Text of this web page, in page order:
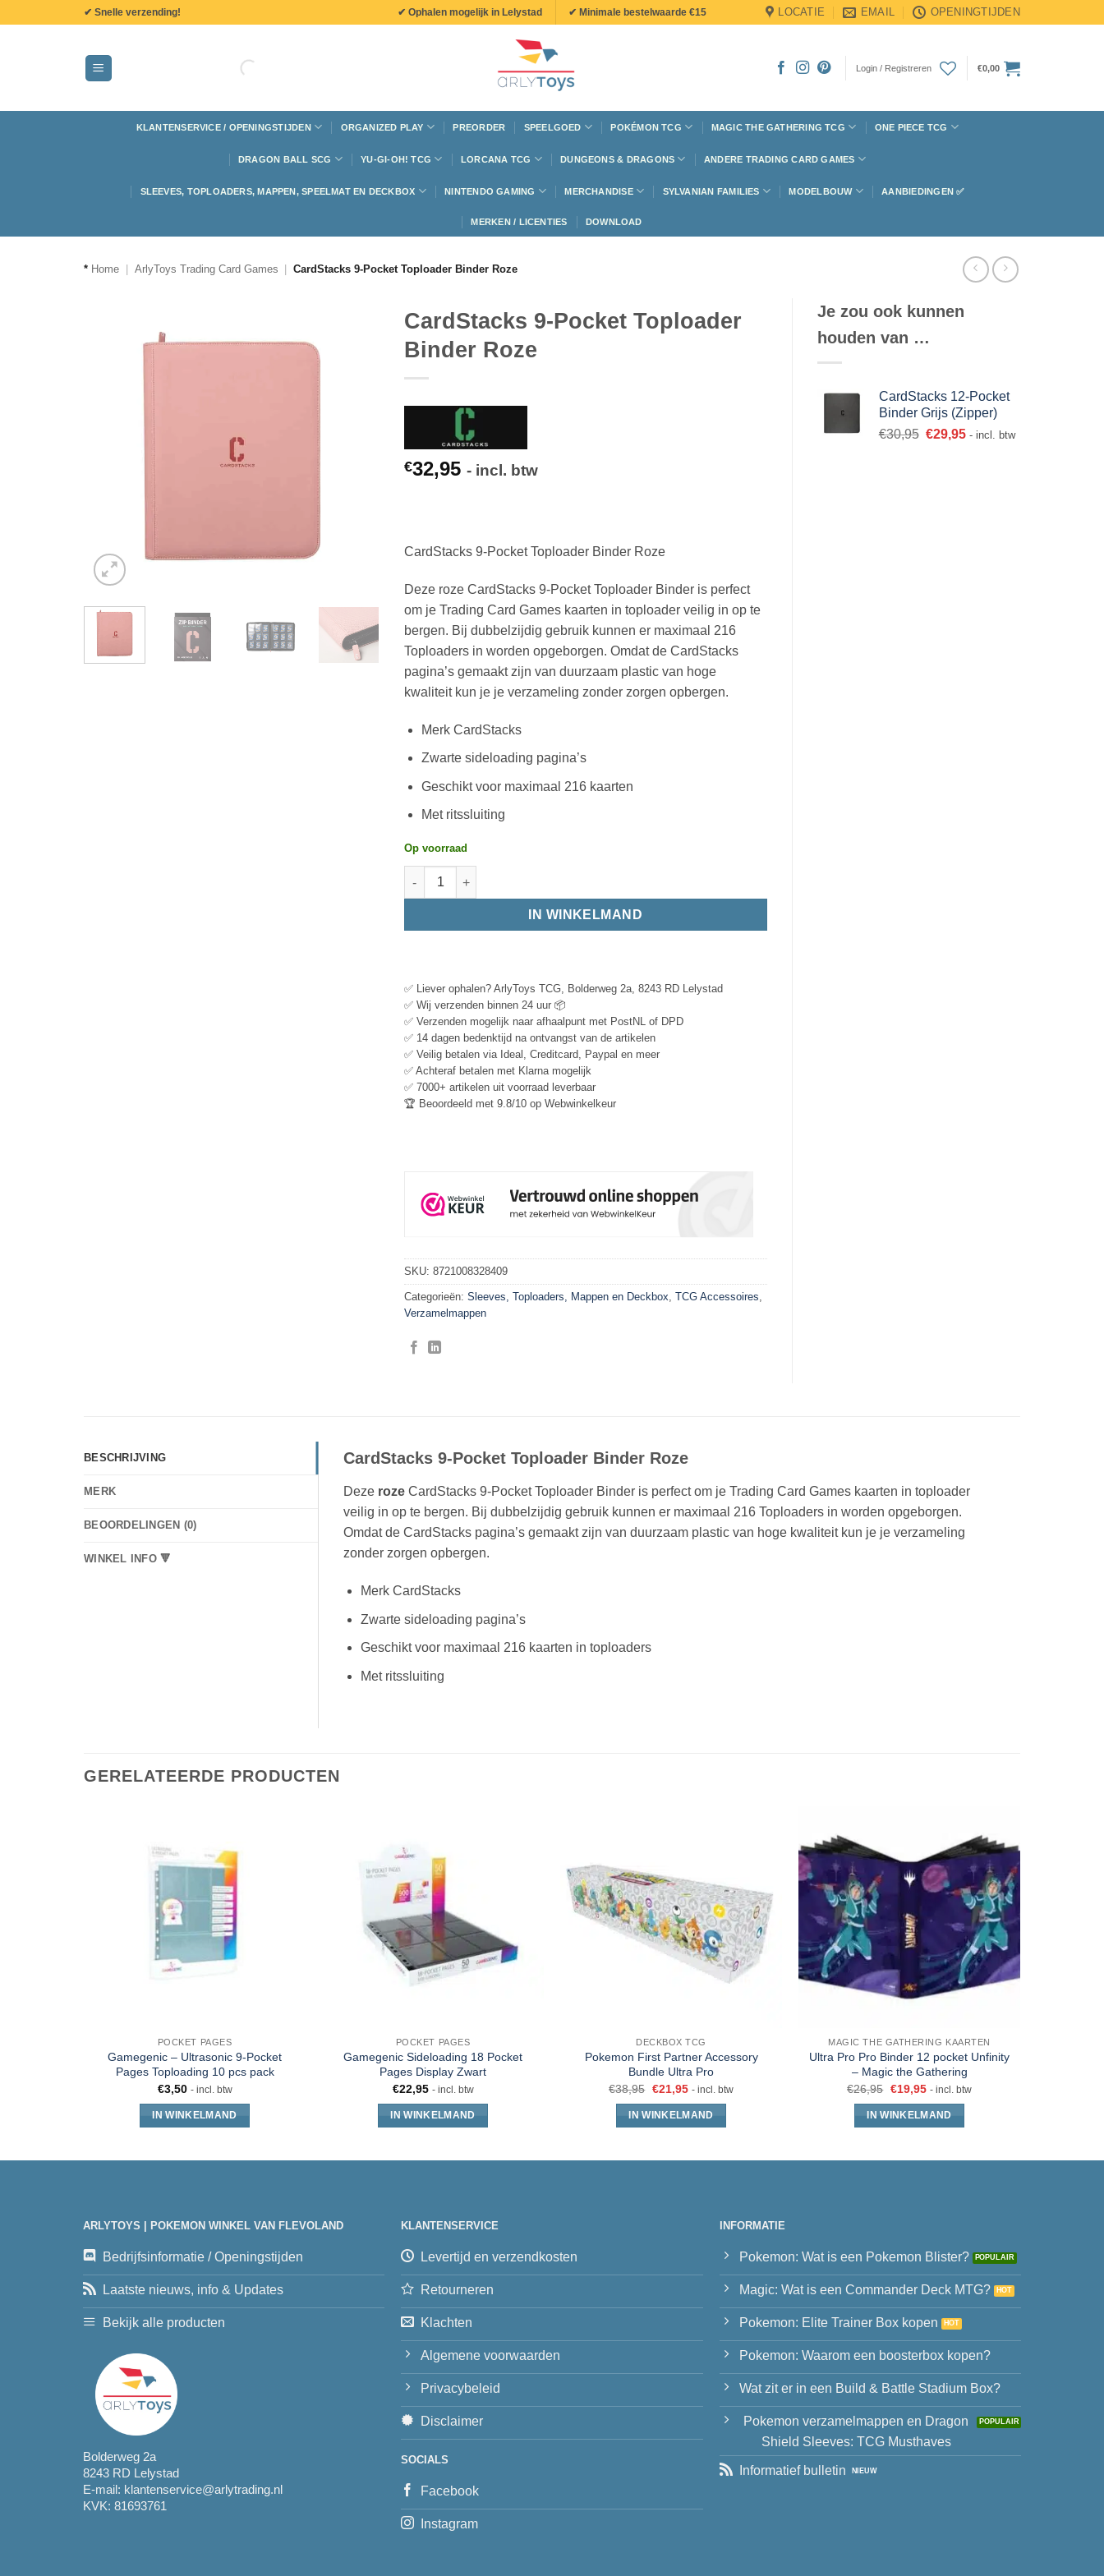
✔ Snelle verzending! ✔ Ophalen mogelijk in Lelystad ✔ Minimale bestelwaarde €15 LOCATIE EMAIL OPENINGTIJDEN
Login / Registreren €0,00
KLANTENSERVICE / OPENINGSTIJDEN ORGANIZED PLAY PREORDER SPEELGOED POKÉMON TCG MAGIC THE GATHERING TCG ONE PIECE TCG
DRAGON BALL SCG YU-GI-OH! TCG LORCANA TCG DUNGEONS & DRAGONS ANDERE TRADING CARD GAMES
SLEEVES, TOPLOADERS, MAPPEN, SPEELMAT EN DECKBOX NINTENDO GAMING MERCHANDISE SYLVANIAN FAMILIES MODELBOUW AANBIEDINGEN ✅
MERKEN / LICENTIES DOWNLOAD
* Home ArlyToys Trading Card Games CardStacks 9-Pocket Toploader Binder Roze
CardStacks 9-Pocket Toploader
Binder Roze
€32,95 - incl. btw
CardStacks 9-Pocket Toploader Binder Roze
Deze roze CardStacks 9-Pocket Toploader Binder is perfect
om je Trading Card Games kaarten in toploader veilig in op te
bergen. Bij dubbelzijdig gebruik kunnen er maximaal 216
Toploaders in worden opgeborgen. Omdat de CardStacks
pagina’s gemaakt zijn van duurzaam plastic van hoge
kwaliteit kun je je verzameling zonder zorgen opbergen.
Merk CardStacks
Zwarte sideloading pagina’s
Geschikt voor maximaal 216 kaarten
Met ritssluiting
Op voorraad
IN WINKELMAND
✅ Liever ophalen? ArlyToys TCG, Bolderweg 2a, 8243 RD Lelystad
✅ Wij verzenden binnen 24 uur 📦
✅ Verzenden mogelijk naar afhaalpunt met PostNL of DPD
✅ 14 dagen bedenktijd na ontvangst van de artikelen
✅ Veilig betalen via Ideal, Creditcard, Paypal en meer
✅ Achteraf betalen met Klarna mogelijk
✅ 7000+ artikelen uit voorraad leverbaar
🏆 Beoordeeld met 9.8/10 op Webwinkelkeur
SKU: 8721008328409
Categorieën: Sleeves, Toploaders, Mappen en Deckbox, TCG Accessoires,
Verzamelmappen
Je zou ook kunnen
houden van …
CardStacks 12-Pocket
Binder Grijs (Zipper)
€30,95 €29,95 - incl. btw
BESCHRIJVING
MERK
BEOORDELINGEN (0)
WINKEL INFO 🔻
CardStacks 9-Pocket Toploader Binder Roze
Deze roze CardStacks 9-Pocket Toploader Binder is perfect om je Trading Card Games kaarten in toploader
veilig in op te bergen. Bij dubbelzijdig gebruik kunnen er maximaal 216 Toploaders in worden opgeborgen.
Omdat de CardStacks pagina’s gemaakt zijn van duurzaam plastic van hoge kwaliteit kun je je verzameling
zonder zorgen opbergen.
Merk CardStacks
Zwarte sideloading pagina’s
Geschikt voor maximaal 216 kaarten in toploaders
Met ritssluiting
GERELATEERDE PRODUCTEN
POCKET PAGES
Gamegenic – Ultrasonic 9-Pocket
Pages Toploading 10 pcs pack
€3,50 - incl. btw
IN WINKELMAND
POCKET PAGES
Gamegenic Sideloading 18 Pocket
Pages Display Zwart
€22,95 - incl. btw
IN WINKELMAND
DECKBOX TCG
Pokemon First Partner Accessory
Bundle Ultra Pro
€38,95 €21,95 - incl. btw
IN WINKELMAND
MAGIC THE GATHERING KAARTEN
Ultra Pro Pro Binder 12 pocket Unfinity
– Magic the Gathering
€26,95 €19,95 - incl. btw
IN WINKELMAND
ARLYTOYS | POKEMON WINKEL VAN FLEVOLAND
Bedrijfsinformatie / Openingstijden
Laatste nieuws, info & Updates
Bekijk alle producten
Bolderweg 2a
8243 RD Lelystad
E-mail: klantenservice@arlytrading.nl
KVK: 81693761
KLANTENSERVICE
Levertijd en verzendkosten
Retourneren
Klachten
Algemene voorwaarden
Privacybeleid
Disclaimer
SOCIALS
Facebook
Instagram
INFORMATIE
Pokemon: Wat is een Pokemon Blister?
Magic: Wat is een Commander Deck MTG?
Pokemon: Elite Trainer Box kopen
Pokemon: Waarom een boosterbox kopen?
Wat zit er in een Build & Battle Stadium Box?
Pokemon verzamelmappen en Dragon
Shield Sleeves: TCG Musthaves
Informatief bulletin